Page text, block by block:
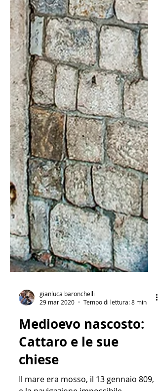
29 mar 2020
Medioevo nascosto: